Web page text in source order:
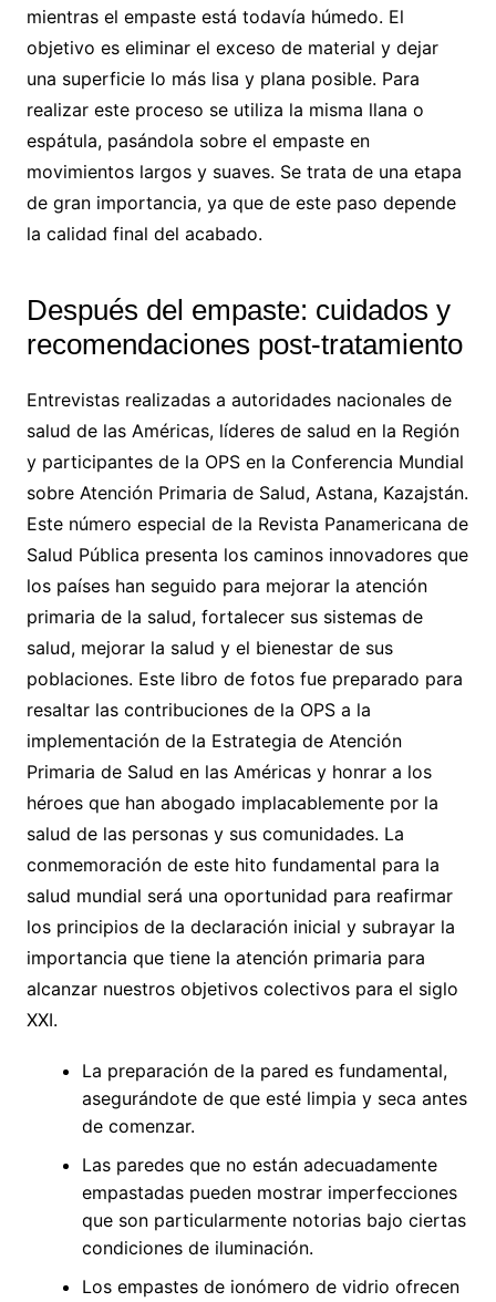
mientras el empaste está todavía húmedo. El
objetivo es eliminar el exceso de material y dejar
una superficie lo más lisa y plana posible. Para
realizar este proceso se utiliza la misma llana o
espátula, pasándola sobre el empaste en
movimientos largos y suaves. Se trata de una etapa
de gran importancia, ya que de este paso depende
la calidad final del acabado.
Después del empaste: cuidados y
recomendaciones post-tratamiento
Entrevistas realizadas a autoridades nacionales de
salud de las Américas, líderes de salud en la Región
y participantes de la OPS en la Conferencia Mundial
sobre Atención Primaria de Salud, Astana, Kazajstán.
Este número especial de la Revista Panamericana de
Salud Pública presenta los caminos innovadores que
los países han seguido para mejorar la atención
primaria de la salud, fortalecer sus sistemas de
salud, mejorar la salud y el bienestar de sus
poblaciones. Este libro de fotos fue preparado para
resaltar las contribuciones de la OPS a la
implementación de la Estrategia de Atención
Primaria de Salud en las Américas y honrar a los
héroes que han abogado implacablemente por la
salud de las personas y sus comunidades. La
conmemoración de este hito fundamental para la
salud mundial será una oportunidad para reafirmar
los principios de la declaración inicial y subrayar la
importancia que tiene la atención primaria para
alcanzar nuestros objetivos colectivos para el siglo
XXI.
La preparación de la pared es fundamental,
asegurándote de que esté limpia y seca antes
de comenzar.
Las paredes que no están adecuadamente
empastadas pueden mostrar imperfecciones
que son particularmente notorias bajo ciertas
condiciones de iluminación.
Los empastes de ionómero de vidrio ofrecen